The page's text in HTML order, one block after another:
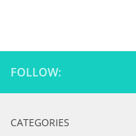
FOLLOW:
CATEGORIES